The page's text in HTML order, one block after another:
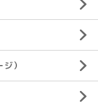
）